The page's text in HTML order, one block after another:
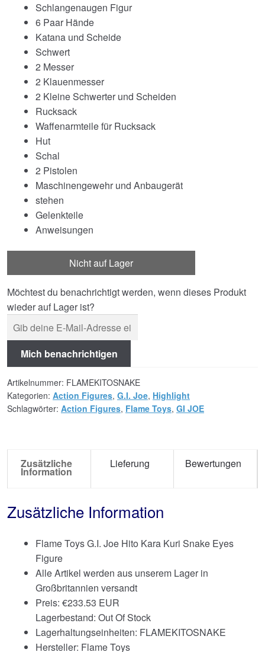
Schlangenaugen Figur
6 Paar Hände
Katana und Scheide
Schwert
2 Messer
2 Klauenmesser
2 Kleine Schwerter und Scheiden
Rucksack
Waffenarmteile für Rucksack
Hut
Schal
2 Pistolen
Maschinengewehr und Anbaugerät
stehen
Gelenkteile
Anweisungen
Nicht auf Lager
Möchtest du benachrichtigt werden, wenn dieses Produkt
wieder auf Lager ist?
Mich benachrichtigen
Artikelnummer: FLAMEKITOSNAKE
Kategorien: Action Figures, G.I. Joe, Highlight
Schlagwörter: Action Figures, Flame Toys, GI JOE
Zusätzliche
Information
Lieferung Bewertungen
Zusätzliche Information
Flame Toys G.I. Joe Hito Kara Kuri Snake Eyes
Figure
Alle Artikel werden aus unserem Lager in
Großbritannien versandt
Preis: €233.53 EUR
Lagerbestand: Out Of Stock
Lagerhaltungseinheiten: FLAMEKITOSNAKE
Hersteller: Flame Toys